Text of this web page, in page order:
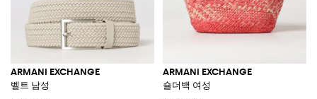
ARMANI EXCHANGE
벨트 남성
ARMANI EXCHANGE
숄더백 여성